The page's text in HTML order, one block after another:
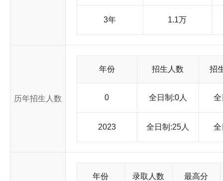
3年 1.1万
历年招生人数
年份 招生人数 招
0 全日制:0人 全
2023 全日制:25人 全
年份 录取人数 最高分